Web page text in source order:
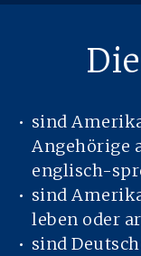
sind
Angehörige
englisch-
sind
leben oder
sind